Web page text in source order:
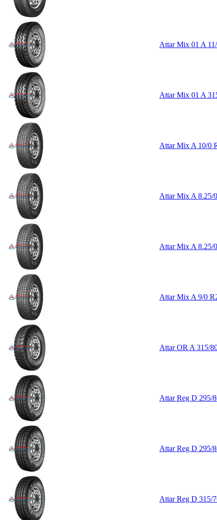
Attar Mix 01 A
Attar Mix 01 A
Attar Mix A 10/0
Attar Mix A 8.25/
Attar Mix A 8.25/
Attar Mix A 9/0
Attar OR A 315/
Attar Reg D 295/
Attar Reg D 295/
Attar Reg D 315/